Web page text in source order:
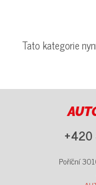
Tato kategorie
+420
Poříční